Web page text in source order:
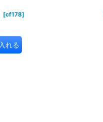
[cf178]
れる